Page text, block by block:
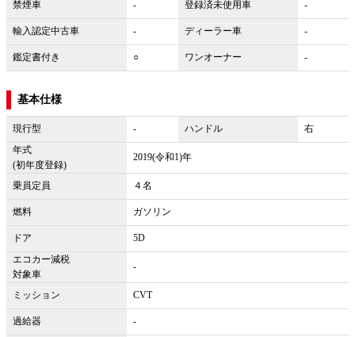
禁煙車 - 登録済未使用車 -
輸入認定中古車 - ディーラー車 -
鑑定書付き ○ ワンオーナー -
基本仕様
現行型 - ハンドル
右
年式
(初年度登録)
2019(令和1)年
乗員定員 ４名
燃料 ガソリン
ドア
5D
エコカー減税
対象車
-
ミッション CVT
過給器 -